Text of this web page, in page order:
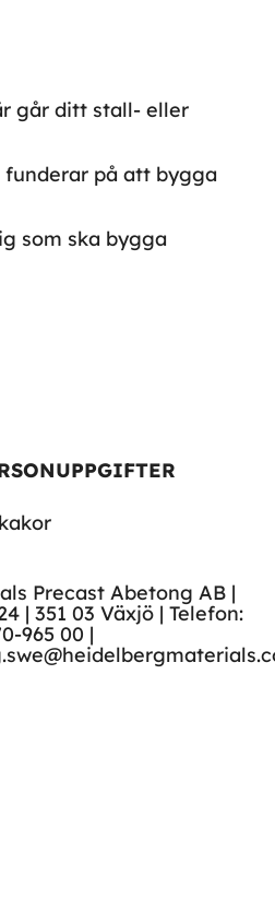
går ditt stall- eller
på att bygga
som ska bygga
Precast Abetong AB |
| 351 03 Växjö | Telefon:
965 00 |